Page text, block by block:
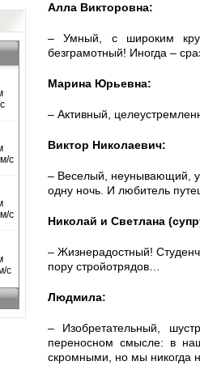
Алла Викторовна:
– Умный, с широким
безграмотный! Иногда –
Марина Юрьевна:
– Активный,
Виктор Николаевич:
– Веселый, неунывающий,
одну ночь. И любитель
Николай и Светлана
– Жизнерадостный!
пору стройотрядов…
Людмила:
– Изобретательный,
переносном смысле: в
скромными, но мы никогда